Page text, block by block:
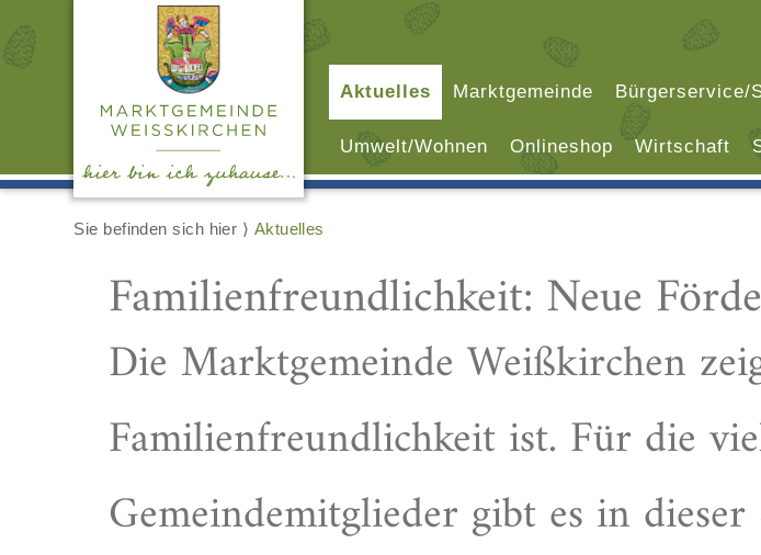
Aktuelles Marktgemeinde Bürgerservice/
Umwelt/Wohnen Onlineshop Wirtschaft
Sie befinden sich hier ⟩ Aktuelles
Familienfreundlichkeit: Neue
Die Marktgemeinde Weißkirchen
Familienfreundlichkeit ist. Für die
Gemeindemitglieder gibt es in